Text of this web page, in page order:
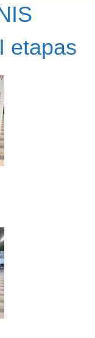
etapas